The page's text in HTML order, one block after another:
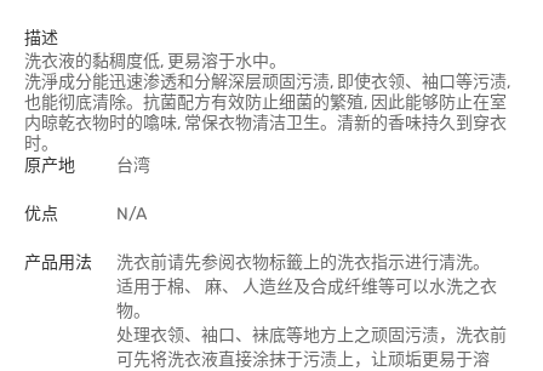
描述
洗衣液的黏稠度低, 更易溶于水中。
洗淨成分能迅速渗透和分解深层顽固污渍, 即使衣领、袖口等污渍,
也能彻底清除。抗菌配方有效防止细菌的繁殖, 因此能够防止在室
内晾乾衣物时的噏味, 常保衣物清洁卫生。清新的香味持久到穿衣
时。
原产地
台湾
优点 N/A
产品用法
洗衣前请先参阅衣物标籤上的洗衣指示进行清洗。
适用于棉、 麻、 人造丝及合成纤维等可以水洗之衣
物。
处理衣领、袖口、袜底等地方上之顽固污渍，洗衣前
可先将洗衣液直接涂抹于污渍上，让顽垢更易于溶